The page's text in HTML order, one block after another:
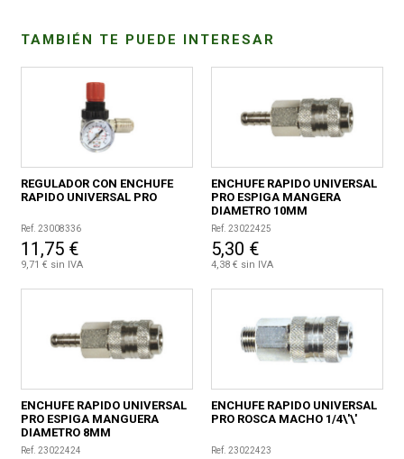
TAMBIÉN TE PUEDE INTERESAR
REGULADOR CON ENCHUFE
RAPIDO UNIVERSAL PRO
Ref. 23008336
11,75 €
9,71 € sin IVA
ENCHUFE RAPIDO UNIVERSAL
PRO ESPIGA MANGERA
DIAMETRO 10MM
Ref. 23022425
5,30 €
4,38 € sin IVA
ENCHUFE RAPIDO UNIVERSAL
PRO ESPIGA MANGUERA
DIAMETRO 8MM
Ref. 23022424
ENCHUFE RAPIDO UNIVERSAL
PRO ROSCA MACHO 1/4\'\'
Ref. 23022423